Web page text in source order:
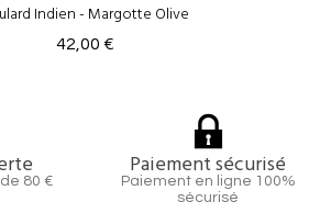
Indien - Margotte Olive
42,00 €
80 €
Paiement sécurisé
Paiement en ligne 100%
sécurisé